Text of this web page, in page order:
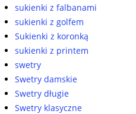
sukienki z falbanami
sukienki z golfem
Sukienki z koronką
sukienki z printem
swetry
Swetry damskie
Swetry długie
Swetry klasyczne